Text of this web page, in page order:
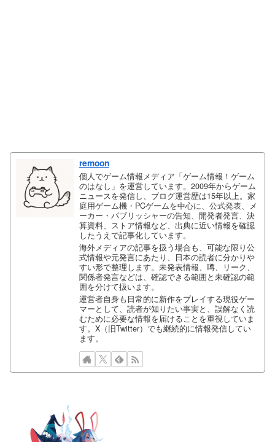
remoon
個人でゲーム情報メディア「ゲーム情報！ゲーム
のはなし」を運営しています。2009年からゲーム
ニュースを発信し、ブログ運営歴は15年以上。家
庭用ゲーム機・PCゲームを中心に、公式発表、メ
ーカー・パブリッシャーの告知、開発者発言、決
算資料、ストア情報など、出典に近い情報を確認
したうえで記事化しています。
海外メディアの記事を扱う場合も、可能な限り公
式情報や元発言にあたり、日本の読者に分かりや
すい形で整理します。未発表情報、噂、リーク、
関係者発言などは、確認できる範囲と未確認の範
囲を分けて扱います。
運営者自身も日常的に新作をプレイする現役ゲー
マーとして、読者が知りたい事実と、誤解なく読
むために必要な情報を届けることを重視していま
す。X（旧Twitter）でも継続的に情報発信してい
ます。